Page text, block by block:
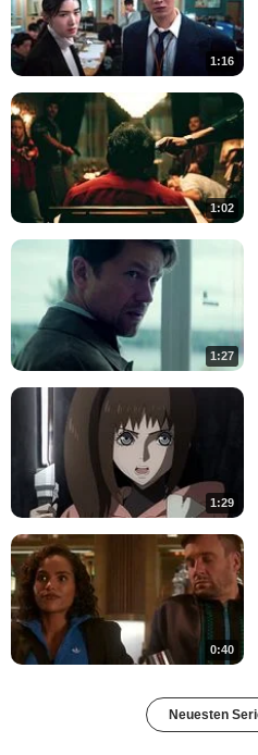
1:16
1:02
1:27
1:29
0:40
Neuesten